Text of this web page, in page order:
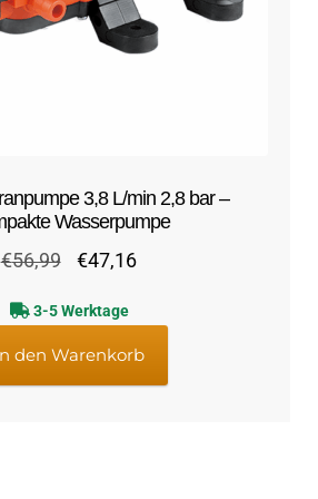
3,8 L/min 2,8 bar –
Wasserpumpe
€56,99
Ursprünglicher
war:
€56,99
€47,16Aktueller
ist:
€47,16.
3-5 Werktage
den Warenkorb